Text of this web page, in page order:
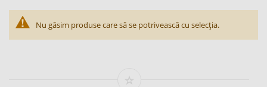
Nu găsim produse care să se potrivească cu selecția.